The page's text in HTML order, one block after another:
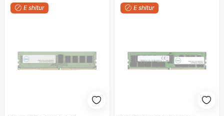
E shitur E shitur